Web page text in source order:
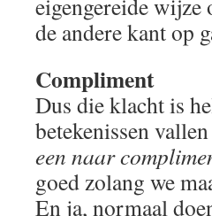
eigengereide
de andere kant op
Compliment
Dus die klacht is
betekenissen
een naar
goed zolang we
En ja, normaal